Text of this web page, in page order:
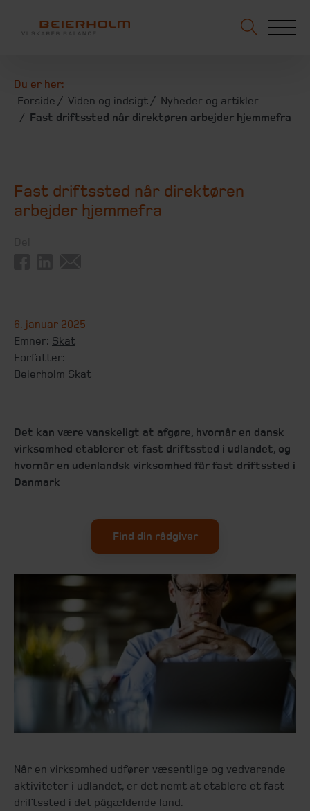
Du er her:
Forside
Viden og indsigt
Nyheder og artikler
Fast driftssted når direktøren arbejder hjemmefra
Fast driftssted når direktøren
arbejder hjemmefra
6. januar 2025
Emner: Skat
Forfatter:
Beierholm Skat
Det kan være vanskeligt at afgøre, hvornår en dansk
virksomhed etablerer et fast driftssted i udlandet, og
hvornår en udenlandsk virksomhed får fast driftssted i
Danmark
Find din rådgiver
Når en virksomhed udfører væsentlige og vedvarende
aktiviteter i udlandet, er det nemt at etablere et fast
driftssted i det pågældende land.